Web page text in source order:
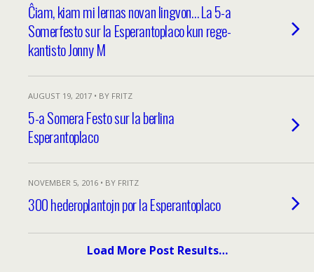
Ĉiam, kiam mi lernas novan lingvon… La 5-a
Somerfesto sur la Esperantoplaco kun rege-
kantisto Jonny M
AUGUST 19, 2017 • BY FRITZ
5-a Somera Festo sur la berlina
Esperantoplaco
NOVEMBER 5, 2016 • BY FRITZ
300 hederoplantojn por la Esperantoplaco
Load More Post Results…